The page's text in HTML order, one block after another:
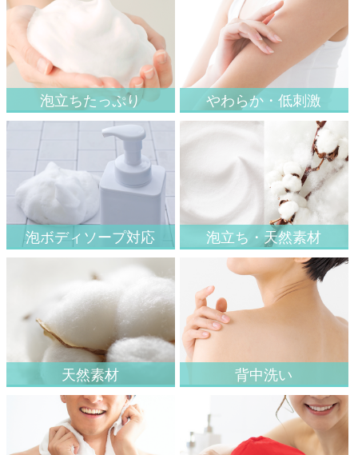
泡立ちたっぷり やわらか・低刺激
泡ボディソープ対応 泡立ち・天然素材
天然素材 背中洗い